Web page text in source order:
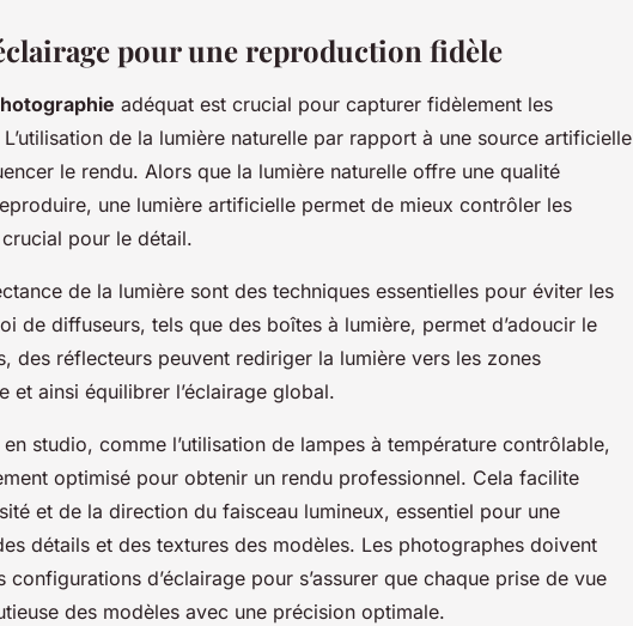
pour une reproduction fidèle
adéquat est crucial pour capturer fidèlement les
L’utilisation de la lumière naturelle par rapport à une source artificielle
le rendu. Alors que la lumière naturelle offre une qualité
une lumière artificielle permet de mieux contrôler les
pour le détail.
de la lumière sont des techniques essentielles pour éviter les
de diffuseurs, tels que des boîtes à lumière, permet d’adoucir le
des réflecteurs peuvent rediriger la lumière vers les zones
et ainsi équilibrer l’éclairage global.
en studio, comme l’utilisation de lampes à température contrôlable,
optimisé pour obtenir un rendu professionnel. Cela facilite
et de la direction du faisceau lumineux, essentiel pour une
détails et des textures des modèles. Les photographes doivent
configurations d’éclairage pour s’assurer que chaque prise de vue
des modèles avec une précision optimale.